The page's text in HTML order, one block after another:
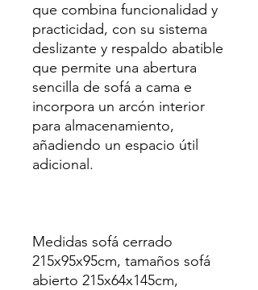
que combina funcionalidad y
practicidad, con su sistema
deslizante y respaldo abatible
que permite una abertura
sencilla de sofá a cama e
incorpora un arcón interior
para almacenamiento,
añadiendo un espacio útil
adicional.
Medidas sofá cerrado
215x95x95cm, tamaños sofá
abierto 215x64x145cm,